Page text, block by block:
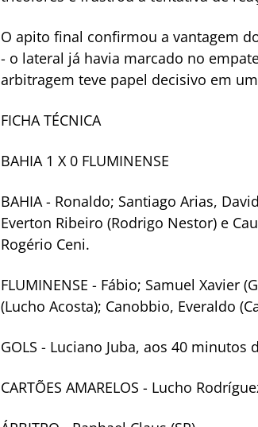
O apito final confirmou a vantagem
- o lateral já havia marcado no
arbitragem teve papel decisivo em
FICHA TÉCNICA
BAHIA 1 X 0 FLUMINENSE
BAHIA - Ronaldo; Santiago Arias,
Everton Ribeiro (Rodrigo Nestor) e
Rogério Ceni.
FLUMINENSE - Fábio; Samuel Xavier
(Lucho Acosta); Canobbio, Everaldo
GOLS - Luciano Juba, aos 40 minutos
CARTÕES AMARELOS - Lucho